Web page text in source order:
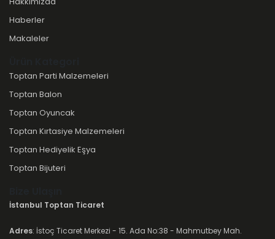
Haberler
Makaleler
Toptan Parti Malzemeleri
Toptan Balon
Toptan Oyuncak
Toptan Kırtasiye Malzemeleri
Toptan Hediyelik Eşya
Toptan Bijuteri
İstanbul Toptan Ticaret
Adres: İstoç Ticaret Merkezi - 15. Ada No:38 - Mahmutbey Mah.